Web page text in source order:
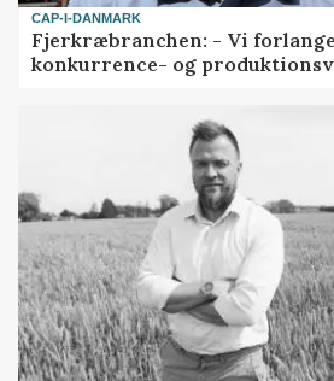
CAP-I-DANMARK
Fjerkræbranchen: - Vi
konkurrence- og